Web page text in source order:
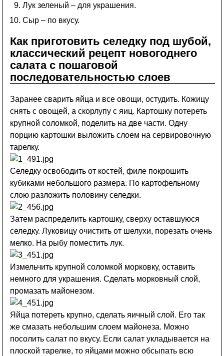
Лук зеленый – для украшения.
Сыр – по вкусу.
Как приготовить селедку под шубой,
классический рецепт новогоднего
салата с пошаговой
последовательностью слоев
Заранее сварить яйца и все овощи, остудить. Кожицу
снять с овощей, а скорлупу с яиц. Картошку потереть
крупной соломкой, поделить на две части. Одну
порцию картошки выложить слоем на сервировочную
тарелку.
Селедку освободить от костей, филе покрошить
кубиками небольшого размера. По картофельному
слою разложить половину селедки.
Затем распределить картошку, сверху оставшуюся
селедку. Луковицу очистить от шелухи, порезать очень
мелко. На рыбу поместить лук.
Измельчить крупной соломкой морковку, оставить
немного для украшения. Сделать морковный слой,
промазать майонезом.
Яйца потереть крупно, сделать яичный слой. Его так
же смазать небольшим слоем майонеза. Можно
посолить салат по вкусу. Если салат укладывается на
плоской тарелке, то яйцами можно обсыпать всю